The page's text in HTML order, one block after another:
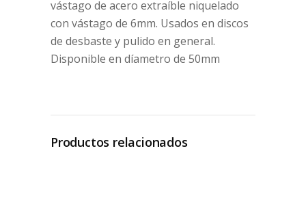
vástago de acero extraíble niquelado
con vástago de 6mm. Usados en discos
de desbaste y pulido en general.
Disponible en díametro de 50mm
Productos relacionados